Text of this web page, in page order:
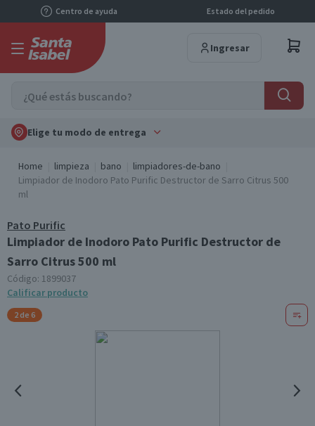
Centro de ayuda Estado del pedido
Ingresar
Elige tu modo de entrega
Home limpieza bano
limpiadores-de-bano
Limpiador de Inodoro Pato Purific Destructor de Sarro Citrus 500
ml
Pato Purific
Limpiador de Inodoro Pato Purific Destructor de
Sarro Citrus 500 ml
Código: 1899037
Calificar producto
2 de 6